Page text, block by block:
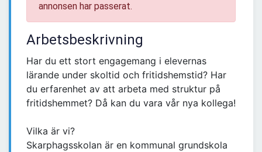
annonsen har passerat.
Arbetsbeskrivning
Har du ett stort engagemang i elevernas
lärande under skoltid och fritidshemstid? Har
du erfarenhet av att arbeta med struktur på
fritidshemmet? Då kan du vara vår nya kollega!
Vilka är vi?
Skarphagsskolan är en kommunal grundskola